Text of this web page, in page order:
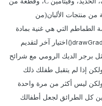
من منتجات الألبان(من
التي هي غنية بمادة
اختيار آخر لتقديم
برجر الديك الرومي مع شرائح
إذا لم يتقبل طفلك ذلك
ليس أكثر من مرة واحدة
كل الطرائق لجعل أطفالك